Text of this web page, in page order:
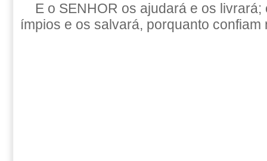
E o SENHOR os ajudará e os
ímpios e os salvará, porquanto confiam